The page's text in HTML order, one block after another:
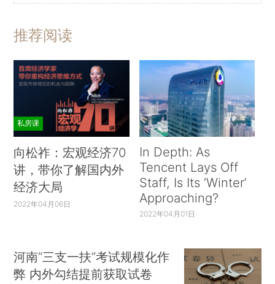
推荐阅读
私房课
向松祚：宏观经济70
讲，带你了解国内外
经济大局
2022年04月06日
In Depth: As
Tencent Lays Off
Staff, Is Its ‘Winter’
Approaching?
2022年04月01日
河南“三支一扶”考试规模化作
弊 内外勾结提前获取试卷